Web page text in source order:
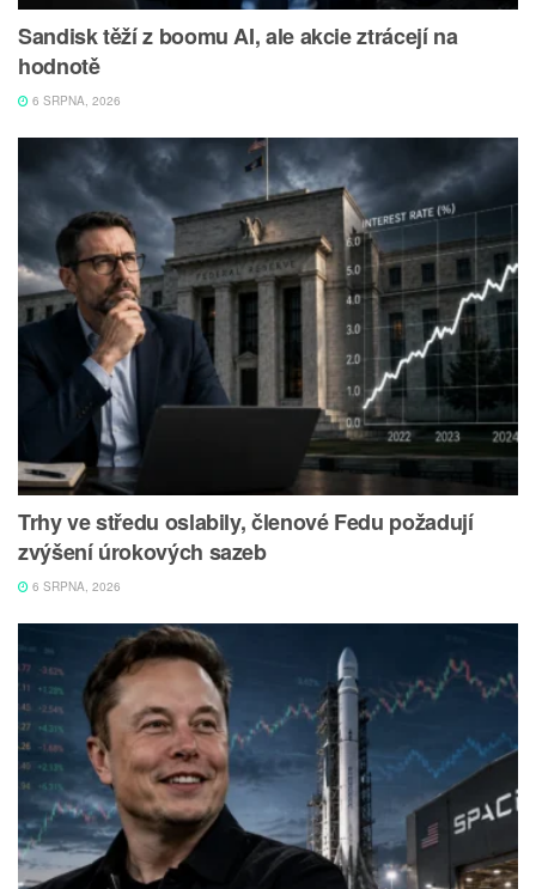
Sandisk těží z boomu AI, ale akcie ztrácejí na
hodnotě
6 SRPNA, 2026
Trhy ve středu oslabily, členové Fedu požadují
zvýšení úrokových sazeb
6 SRPNA, 2026